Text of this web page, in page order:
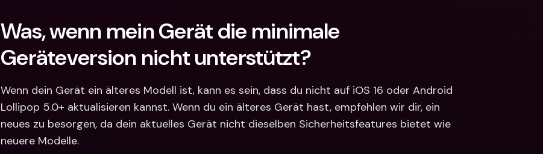
Was, wenn mein Gerät die minimale
Geräteversion nicht unterstützt?
Wenn dein Gerät ein älteres Modell ist, kann es sein, dass du nicht auf iOS 16 oder Android
Lollipop 5.0+ aktualisieren kannst. Wenn du ein älteres Gerät hast, empfehlen wir dir, ein
neues zu besorgen, da dein aktuelles Gerät nicht dieselben Sicherheitsfeatures bietet wie
neuere Modelle.